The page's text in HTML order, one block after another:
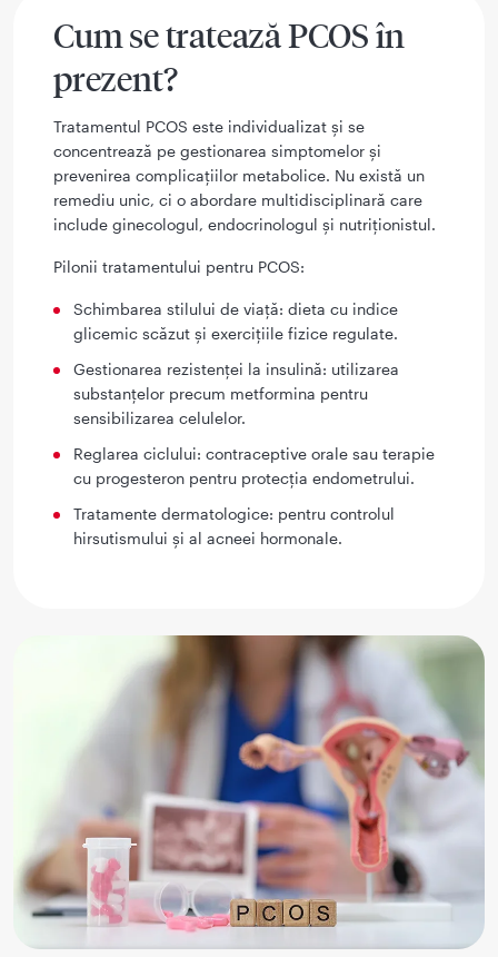
Cum se tratează PCOS în
prezent?
Tratamentul PCOS este individualizat și se
concentrează pe gestionarea simptomelor și
prevenirea complicațiilor metabolice. Nu există un
remediu unic, ci o abordare multidisciplinară care
include ginecologul, endocrinologul și nutriționistul.
Pilonii tratamentului pentru PCOS:
Schimbarea stilului de viață: dieta cu indice
glicemic scăzut și exercițiile fizice regulate.
Gestionarea rezistenței la insulină: utilizarea
substanțelor precum metformina pentru
sensibilizarea celulelor.
Reglarea ciclului: contraceptive orale sau terapie
cu progesteron pentru protecția endometrului.
Tratamente dermatologice: pentru controlul
hirsutismului și al acneei hormonale.